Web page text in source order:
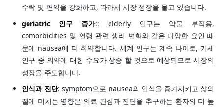
수락 및 편익을 강화하고, 따라서 시장 성장을 몰고 있습니다.
geriatric 인구 증가:: elderly 인구는 약물 부작용,
comorbidities 및 연령 관련 생리 변화와 같은 다양한 요인 때
문에 nausea에 더 취약합니다. 세계 인구는 계속 나이로, 기세
인구 중 의약에 대한 수요가 상승 할 것으로 예상되므로 시장의
성장을 주도합니다.
인식과 진단: symptom으로 nausea의 인식을 증가시키고 삶의
질에 미치는 영향은 의료 관심과 진단을 추구하는 환자의 더 높